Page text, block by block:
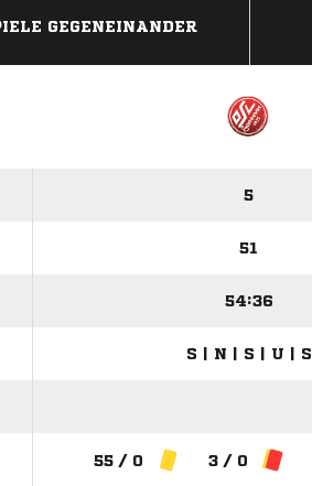
GEGENEINANDER
5
51
54:36
S | N | S | U | S
55 / 0 3 / 0